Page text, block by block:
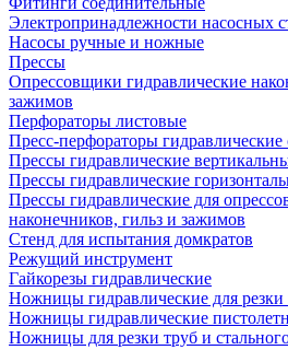
Электропринадлежности насосных
Насосы ручные и ножные
Прессы
Опрессовщики гидравлические
зажимов
Перфораторы листовые
Пресс-перфораторы
Прессы гидравлические
Прессы гидравлические
Прессы гидравлические для
наконечников, гильз и зажимов
Стенд для испытания домкратов
Режущий инструмент
Гайкорезы гидравлические
Ножницы гидравлические для резки
Ножницы гидравлические
Ножницы для резки труб и